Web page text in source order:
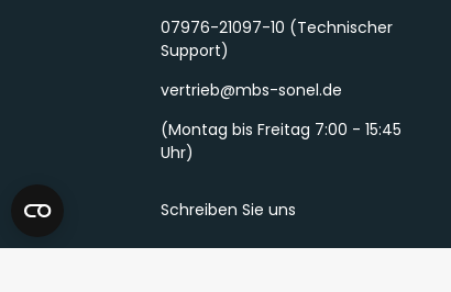
07976-21097-10 (Technischer
Support)
vertrieb@mbs-sonel.de
(Montag bis Freitag 7:00 - 15:45
Uhr)
Schreiben Sie uns